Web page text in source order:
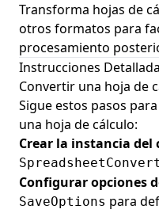
Transforma hojas de
otros formatos para
procesamiento
Instrucciones
Convertir una hoja de
Sigue estos pasos
una hoja de cálculo:
Crear la instancia
Configurar opciones
SaveOptions para